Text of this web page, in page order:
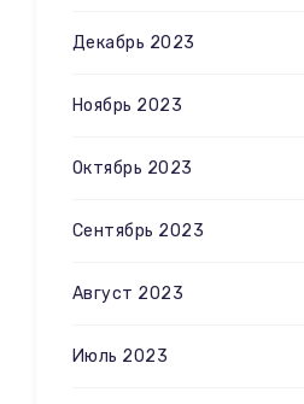
Декабрь 2023
Ноябрь 2023
Октябрь 2023
Сентябрь 2023
Август 2023
Июль 2023